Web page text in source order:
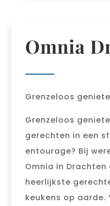
Omnia
Grenzeloos
Grenzeloos
gerechten in een
entourage? Bij
Omnia in Drachten
heerlijkste
keukens op aarde.